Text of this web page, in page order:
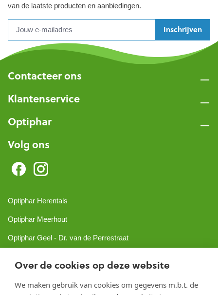
Over de cookies op deze website
We maken gebruik van cookies om gegevens m.b.t. de
van de laatste producten en aanbiedingen.
Inschrijven
Contacteer ons
Klantenservice
Optiphar
Volg ons
Optiphar Herentals
Optiphar Meerhout
Optiphar Geel - Dr. van de Perrestraat
Optiphar Mol